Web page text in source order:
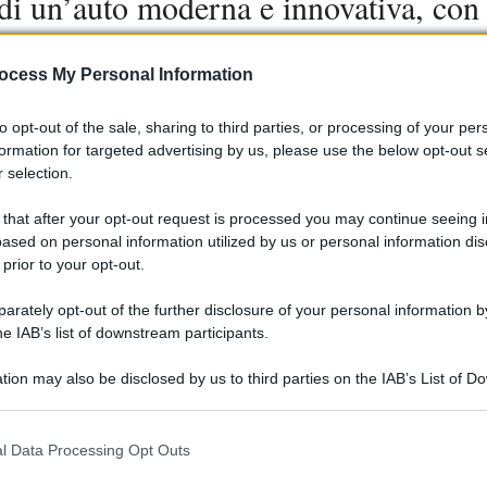
My Personal Information
opt-out of the sale, sharing to third parties, or processing of your
for targeted advertising by us, please use the below opt-out
selection.
that after your opt-out request is processed you may continue seeing
on personal information utilized by us or personal information
to your opt-out.
opt-out of the further disclosure of your personal information
IAB’s list of downstream participants.
may also be disclosed by us to third parties on the IAB’s List of
including but not limited to your visit or usage behaviour. You may
Data Processing Opt Outs
fa girare la testa. Chi non vorrebbe
viaggi: offre spazio e comfort per
ibrida plug-in, con un motore
da motori elettrici. Per chi ama i
per gli amanti della sostenibilità!
un’auto che possa fare sia il
senza stress?